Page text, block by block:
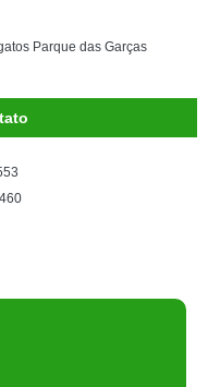
Parque das Garças